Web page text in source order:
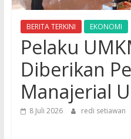
BERITA TERKINI EKONOMI
Pelaku
Diberikan
Manajerial
8 Juli 2026 redi setiawan